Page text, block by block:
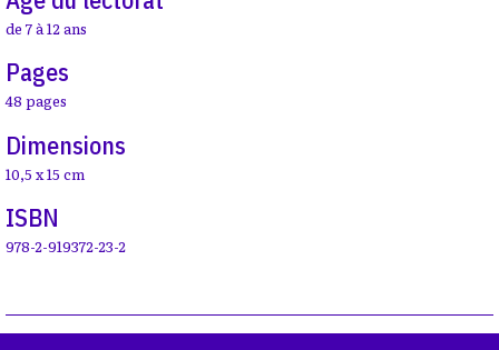
de 7 à 12 ans
Pages
48 pages
Dimensions
10,5 x 15 cm
ISBN
978-2-919372-23-2